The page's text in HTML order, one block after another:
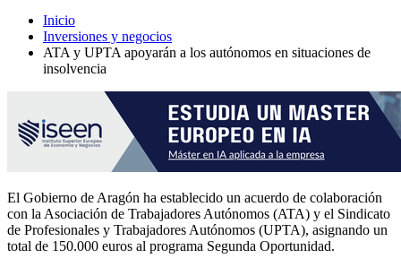
Inicio
Inversiones y negocios
ATA y UPTA apoyarán a los autónomos en situaciones de
insolvencia
El Gobierno de Aragón ha establecido un acuerdo de colaboración
con la Asociación de Trabajadores Autónomos (ATA) y el Sindicato
de Profesionales y Trabajadores Autónomos (UPTA), asignando un
total de 150.000 euros al programa Segunda Oportunidad.